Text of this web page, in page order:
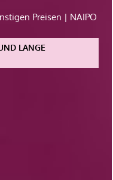
Preisen | NAIPO
LANGE